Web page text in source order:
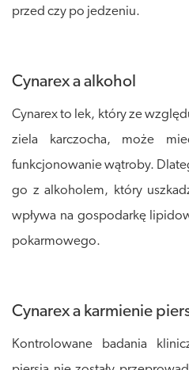
przed czy po jedzeniu.
Cynarex a alkohol
Cynarex to lek, który ze
ziela karczocha, może
funkcjonowanie wątroby.
go z alkoholem, który
wpływa na gospodarkę
pokarmowego.
Cynarex a karmienie
Kontrolowane badania